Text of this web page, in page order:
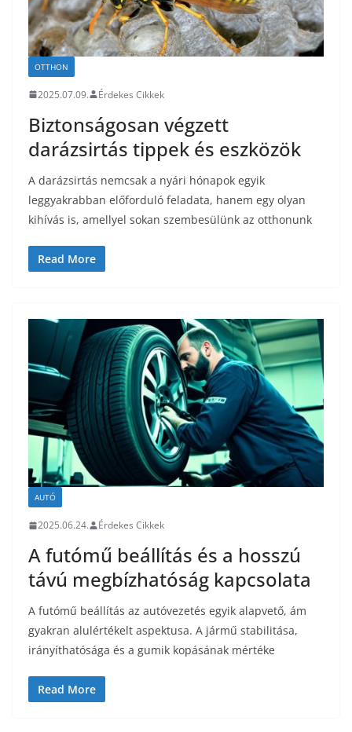
OTTHON
2025.07.09. Érdekes Cikkek
Biztonságosan végzett
darázsirtás tippek és eszközök
A darázsirtás nemcsak a nyári hónapok egyik
leggyakrabban előforduló feladata, hanem egy olyan
kihívás is, amellyel sokan szembesülünk az otthonunk
Read More
AUTÓ
2025.06.24. Érdekes Cikkek
A futómű beállítás és a hosszú
távú megbízhatóság kapcsolata
A futómű beállítás az autóvezetés egyik alapvető, ám
gyakran alulértékelt aspektusa. A jármű stabilitása,
irányíthatósága és a gumik kopásának mértéke
Read More